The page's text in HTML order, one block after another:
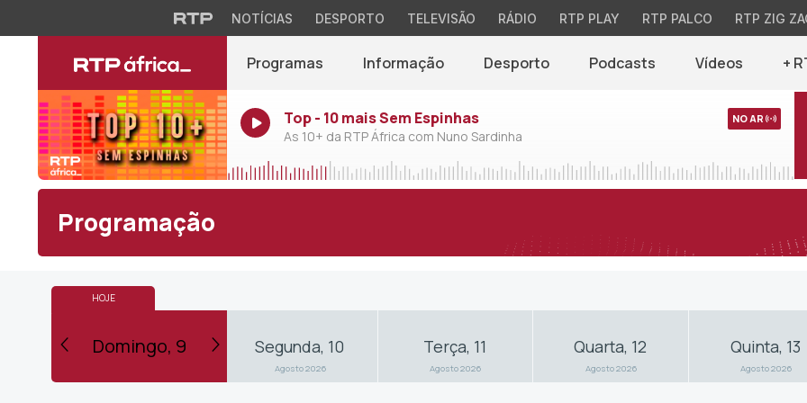
NOTÍCIAS DESPORTO TELEVISÃO RÁDIO RTP PLAY RTP PALCO RTP ZIG
Programas Informação Desporto Podcasts Vídeos +
Top - 10 mais Sem Espinhas
As 10+ da RTP África com Nuno Sardinha
NO AR
Programação
HOJE
Domingo, 9
Domingo, 9
HOJE
Segunda, 10
Agosto 2026
Terça, 11
Agosto 2026
Quarta, 12
Agosto 2026
Quinta, 13
Agosto 2026